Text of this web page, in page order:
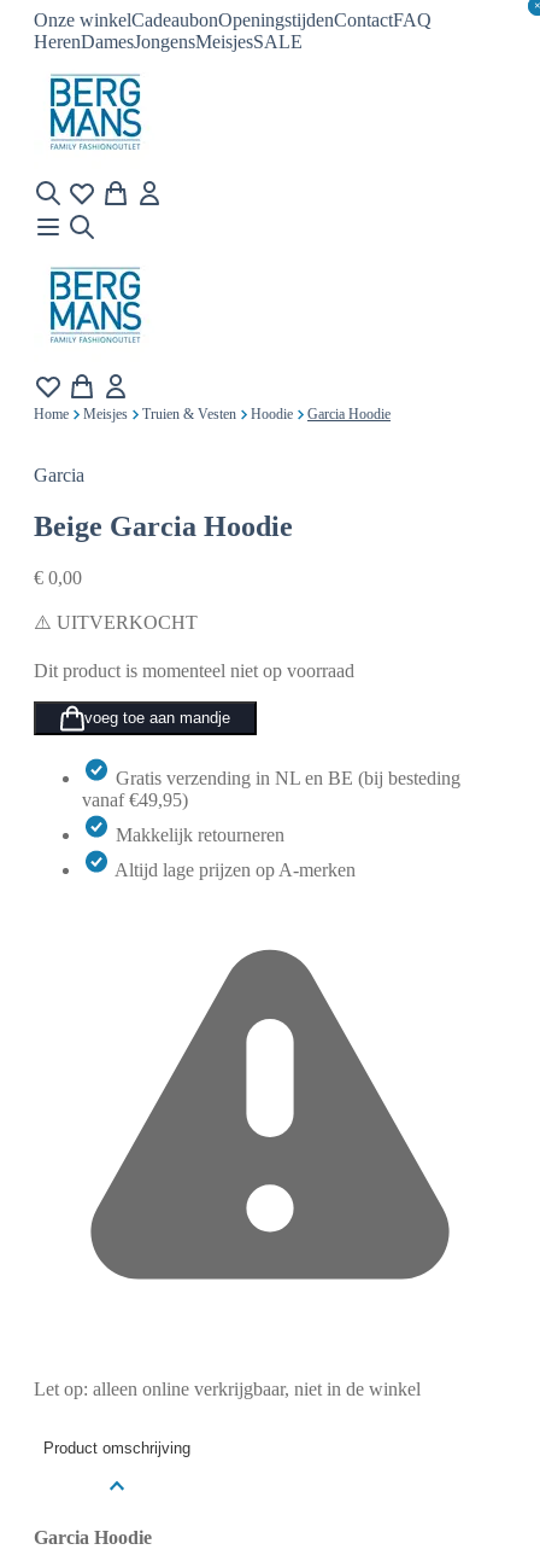
Onze winkelCadeaubonOpeningstijdenContactFAQ
HerenDamesJongensMeisjesSALE
×
×
Home Meisjes Truien & Vesten Hoodie Garcia Hoodie
Garcia
Beige Garcia Hoodie
€ 0,00
⚠️ UITVERKOCHT
Dit product is momenteel niet op voorraad
voeg toe aan mandje
Gratis verzending in NL en BE (bij besteding
vanaf €49,95)
Makkelijk retourneren
Altijd lage prijzen op A-merken
Let op: alleen online verkrijgbaar, niet in de winkel
Product omschrijving
Garcia Hoodie